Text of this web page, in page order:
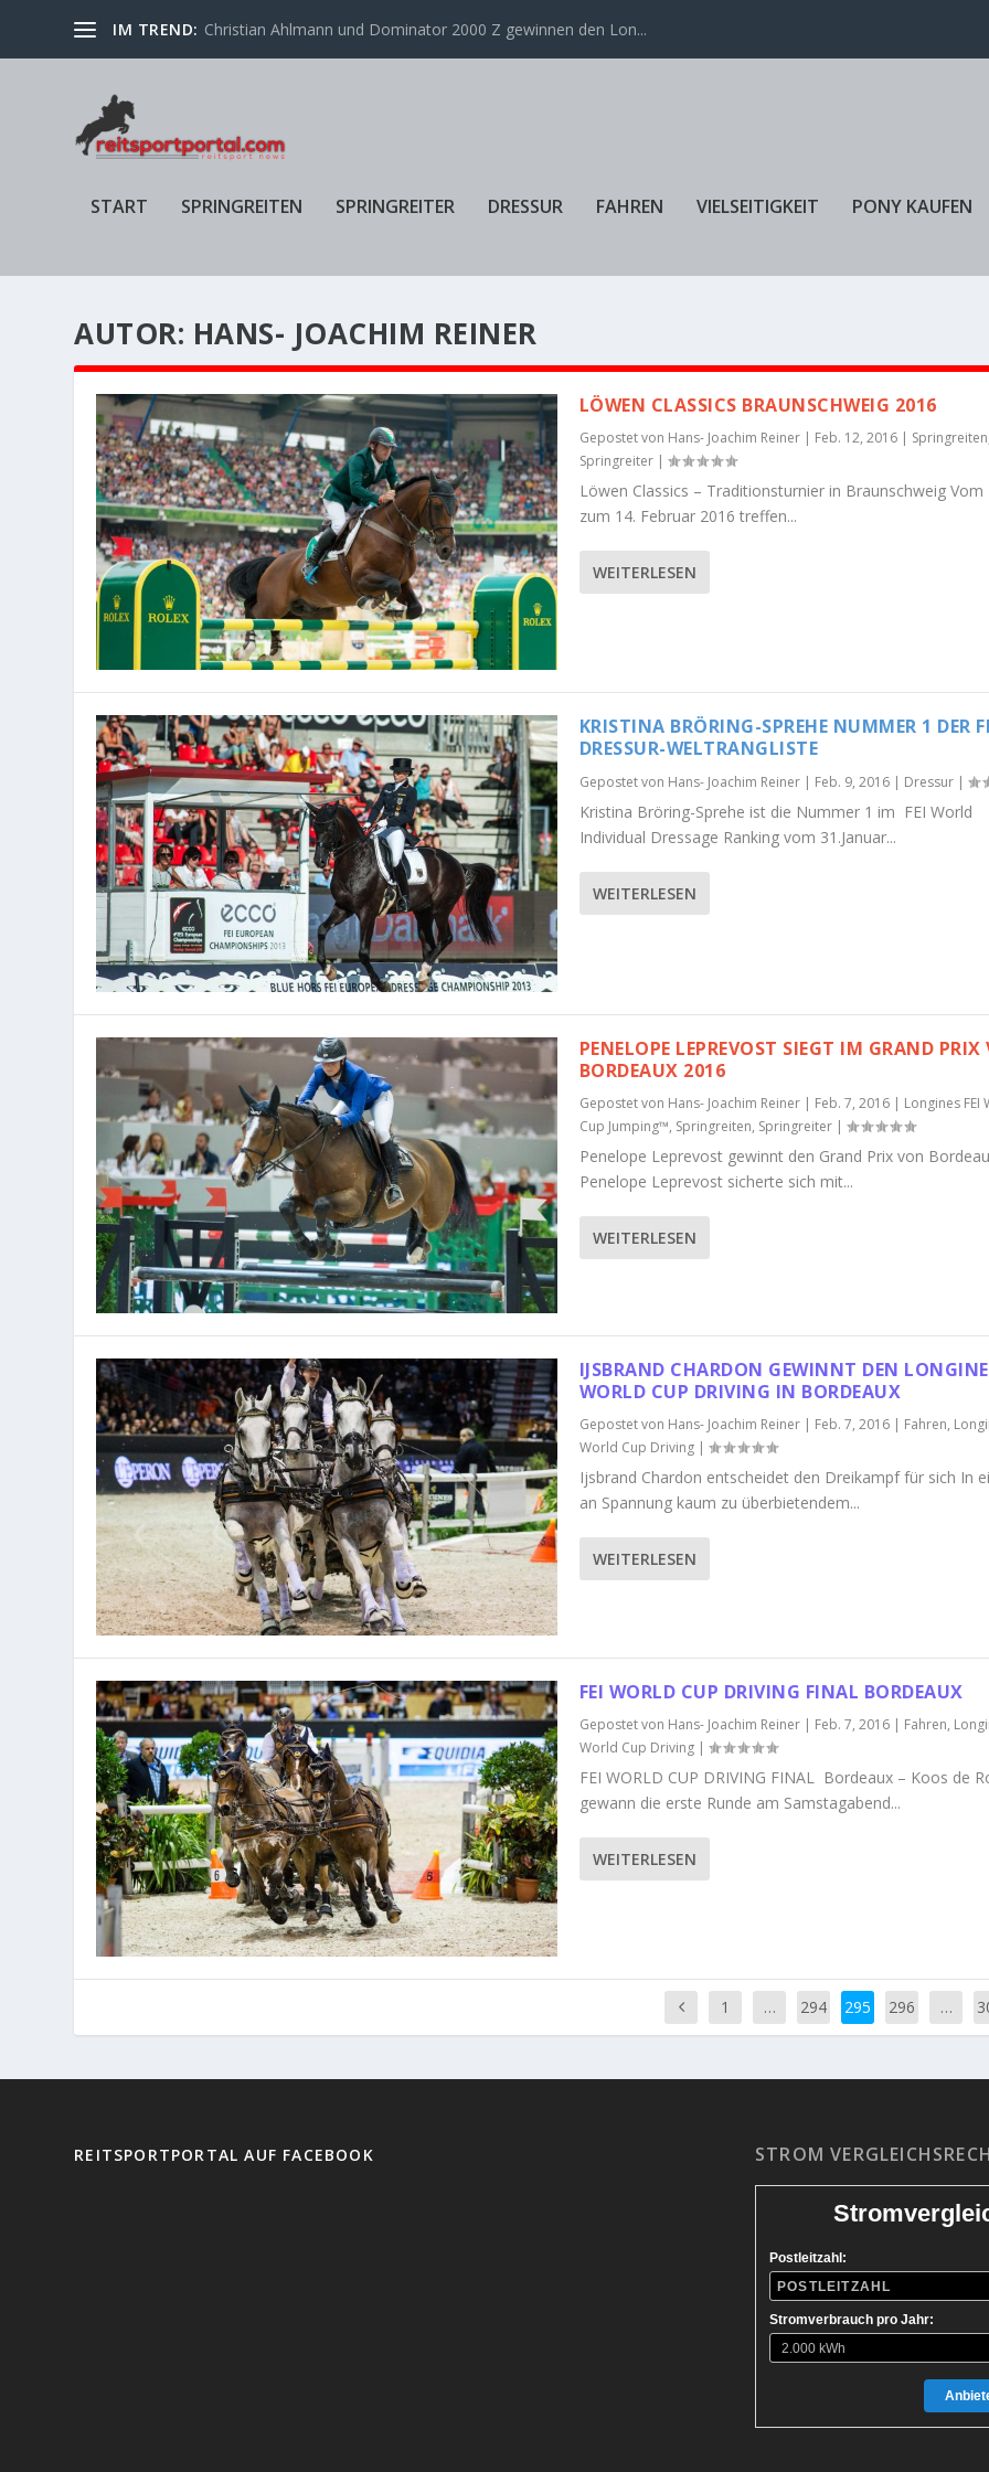
IM TREND: Christian Ahlmann und Dominator 2000 Z gewinnen den Lon...
START SPRINGREITEN SPRINGREITER DRESSUR FAHREN VIELSEITIGKEIT PONY KAUFEN
AUTOR: HANS- JOACHIM REINER
LÖWEN CLASSICS BRAUNSCHWEIG 2016
Gepostet von Hans- Joachim Reiner| Feb. 12, 2016| Springreiten
Springreiter|
Löwen Classics – Traditionsturnier in Braunschweig Vom
zum 14. Februar 2016 treffen...
WEITERLESEN
KRISTINA BRÖRING-SPREHE NUMMER 1 DER
DRESSUR-WELTRANGLISTE
Gepostet von Hans- Joachim Reiner| Feb. 9, 2016| Dressur|
Kristina Bröring-Sprehe ist die Nummer 1 im FEI World
Individual Dressage Ranking vom 31.Januar...
WEITERLESEN
PENELOPE LEPREVOST SIEGT IM GRAND PRIX
BORDEAUX 2016
Gepostet von Hans- Joachim Reiner| Feb. 7, 2016| Longines FEI
Cup Jumping™, Springreiten, Springreiter|
Penelope Leprevost gewinnt den Grand Prix von
Penelope Leprevost sicherte sich mit...
WEITERLESEN
IJSBRAND CHARDON GEWINNT DEN
WORLD CUP DRIVING IN BORDEAUX
Gepostet von Hans- Joachim Reiner| Feb. 7, 2016| Fahren,
World Cup Driving|
Ijsbrand Chardon entscheidet den Dreikampf für sich In
an Spannung kaum zu überbietendem...
WEITERLESEN
FEI WORLD CUP DRIVING FINAL BORDEAUX
Gepostet von Hans- Joachim Reiner| Feb. 7, 2016| Fahren,
World Cup Driving|
FEI WORLD CUP DRIVING FINAL Bordeaux – Koos de
gewann die erste Runde am Samstagabend...
WEITERLESEN
1 … 294 295 296 …
REITSPORTPORTAL AUF FACEBOOK STROM
Postleitzahl:
Stromverbrauch pro Jahr: